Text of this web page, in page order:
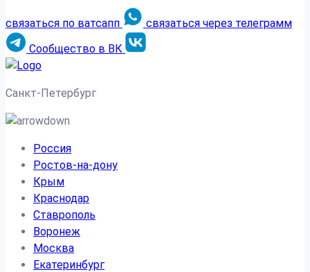
связаться по ватсапп
связаться через телеграмм
Сообщество в ВК
Санкт-Петербург
Россия
Ростов-на-дону
Крым
Краснодар
Ставрополь
Воронеж
Москва
Екатеринбург